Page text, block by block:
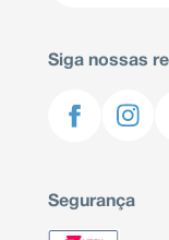
Siga nossas
Segurança